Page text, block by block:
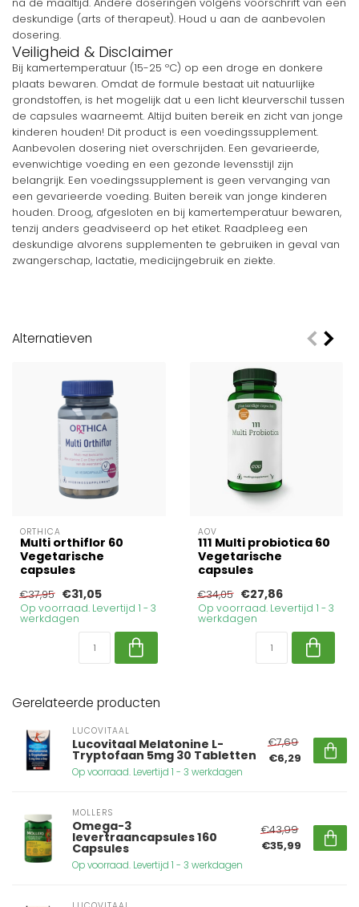
deskundige (arts of therapeut). Houd u aan de aanbevolen
dosering.
Veiligheid & Disclaimer
Bij kamertemperatuur (15-25 ºC) op een droge en donkere
plaats bewaren. Omdat de formule bestaat uit natuurlijke
grondstoffen, is het mogelijk dat u een licht kleurverschil tussen
de capsules waarneemt. Altijd buiten bereik en zicht van jonge
kinderen houden! Dit product is een voedingssupplement.
Aanbevolen dosering niet overschrijden. Een gevarieerde,
evenwichtige voeding en een gezonde levensstijl zijn
belangrijk. Een voedingssupplement is geen vervanging van
een gevarieerde voeding. Buiten bereik van jonge kinderen
houden. Droog, afgesloten en bij kamertemperatuur bewaren,
tenzij anders geadviseerd op het etiket. Raadpleeg een
deskundige alvorens supplementen te gebruiken in geval van
zwangerschap, lactatie, medicijngebruik en ziekte.
Alternatieven
ORTHICA
Multi orthiflor 60
Vegetarische
capsules
€37,95 €31,05
Op voorraad. Levertijd 1 - 3
werkdagen
AOV
111 Multi probiotica 60
Vegetarische
capsules
€34,05 €27,86
Op voorraad. Levertijd 1 - 3
werkdagen
Gerelateerde producten
LUCOVITAAL
Lucovitaal Melatonine L-
Tryptofaan 5mg 30 Tabletten
Op voorraad. Levertijd 1 - 3 werkdagen
€7,69
€6,29
MOLLERS
Omega-3
levertraancapsules 160
Capsules
Op voorraad. Levertijd 1 - 3 werkdagen
€43,99
€35,99